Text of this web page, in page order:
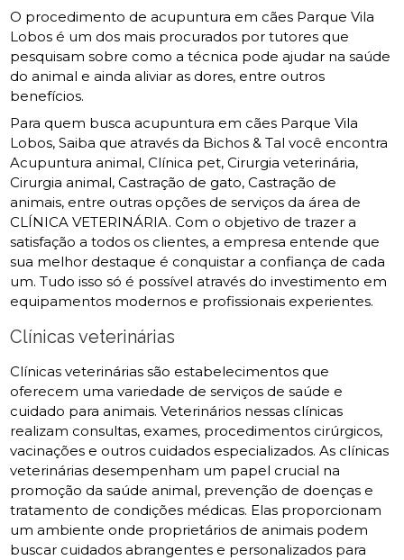
O procedimento de acupuntura em cães Parque Vila
Lobos é um dos mais procurados por tutores que
pesquisam sobre como a técnica pode ajudar na saúde
do animal e ainda aliviar as dores, entre outros
benefícios.
Para quem busca acupuntura em cães Parque Vila
Lobos, Saiba que através da Bichos & Tal você encontra
Acupuntura animal, Clínica pet, Cirurgia veterinária,
Cirurgia animal, Castração de gato, Castração de
animais, entre outras opções de serviços da área de
CLÍNICA VETERINÁRIA. Com o objetivo de trazer a
satisfação a todos os clientes, a empresa entende que
sua melhor destaque é conquistar a confiança de cada
um. Tudo isso só é possível através do investimento em
equipamentos modernos e profissionais experientes.
Clínicas veterinárias
Clínicas veterinárias são estabelecimentos que
oferecem uma variedade de serviços de saúde e
cuidado para animais. Veterinários nessas clínicas
realizam consultas, exames, procedimentos cirúrgicos,
vacinações e outros cuidados especializados. As clínicas
veterinárias desempenham um papel crucial na
promoção da saúde animal, prevenção de doenças e
tratamento de condições médicas. Elas proporcionam
um ambiente onde proprietários de animais podem
buscar cuidados abrangentes e personalizados para